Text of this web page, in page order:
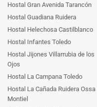
Hostal Gran Avenida Tarancón
Hostal Guadiana Ruidera
Hostal Helechosa Castilblanco
Hostal Infantes Toledo
Hostal Jijones Villarrubia de los
Ojos
Hostal La Campana Toledo
Hostal La Cañada Ruidera Ossa
Montiel